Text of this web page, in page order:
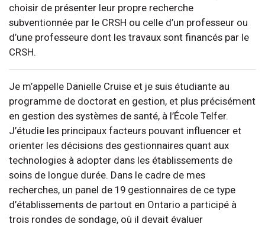
choisir de présenter leur propre recherche
subventionnée par le CRSH ou celle d’un professeur ou
d’une professeure dont les travaux sont financés par le
CRSH.
Je m’appelle Danielle Cruise et je suis étudiante au
programme de doctorat en gestion, et plus précisément
en gestion des systèmes de santé, à l’École Telfer.
J’étudie les principaux facteurs pouvant influencer et
orienter les décisions des gestionnaires quant aux
technologies à adopter dans les établissements de
soins de longue durée. Dans le cadre de mes
recherches, un panel de 19 gestionnaires de ce type
d’établissements de partout en Ontario a participé à
trois rondes de sondage, où il devait évaluer